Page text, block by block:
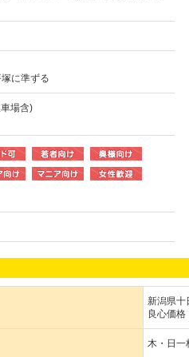
に準ずる
場含)
新潟県十
良心価格
木・日一